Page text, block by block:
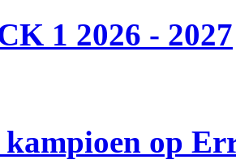
1 2026 - 2027
op